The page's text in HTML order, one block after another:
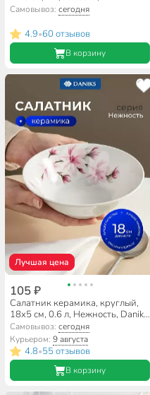
Альтернатива, М7672, бежевый
Самовывоз:сегодня
4.9•60 отзывов
В корзину
Лучшая цена
105 ₽
Салатник керамика, круглый,
18х5 см, 0.6 л, Нежность, Daniks,
19-220
Самовывоз:сегодня
Курьером:9 августа
4.8•55 отзывов
В корзину